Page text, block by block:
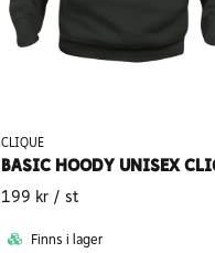
CLIQUE
199 kr / st
Finns i lager